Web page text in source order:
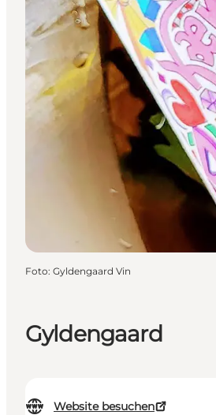
Gyldengaard
Website besuchen
Foto: Gyldengaard Vin